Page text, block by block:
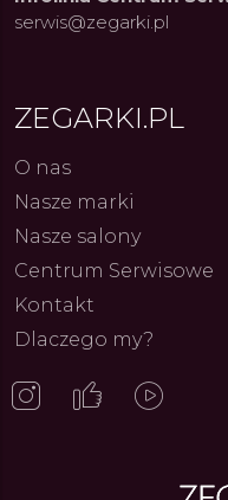
27.07.2026
serwis@zegarki.pl
ZEGARKI.PL
O nas
Nasze marki
Nasze salony
Centrum Serwisowe
Kontakt
Dlaczego my?